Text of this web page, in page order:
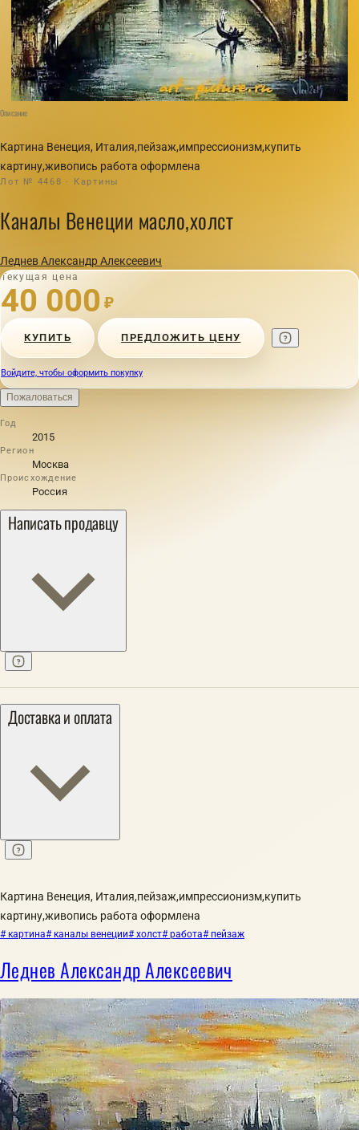
Описание
Картина Венеция, Италия,пейзаж,импрессионизм,купить
картину,живопись работа оформлена
Лот № 4468 · Картины
Каналы Венеции масло,холст
Леднев Александр Алексеевич
Текущая цена
40 000 ₽
КУПИТЬ ПРЕДЛОЖИТЬ ЦЕНУ
Войдите, чтобы оформить покупку
Пожаловаться
Год
2015
Регион
Москва
Происхождение
Россия
Написать продавцу
Доставка и оплата
Картина Венеция, Италия,пейзаж,импрессионизм,купить
картину,живопись работа оформлена
# картина# каналы венеции# холст# работа# пейзаж
Леднев Александр Алексеевич